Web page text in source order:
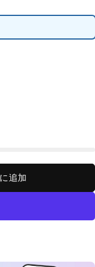
ートラルワック
ブ ニュートラ
追加